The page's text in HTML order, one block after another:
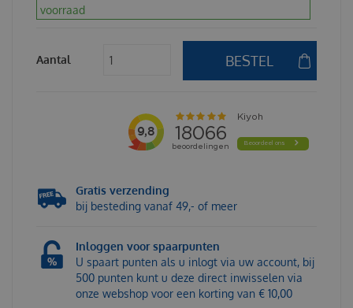
voorraad
Aantal
Gratis verzending
bij besteding vanaf 49,- of meer
Inloggen voor spaarpunten
U spaart punten als u inlogt via uw account, bij
500 punten kunt u deze direct inwisselen via
onze webshop voor een korting van € 10,00